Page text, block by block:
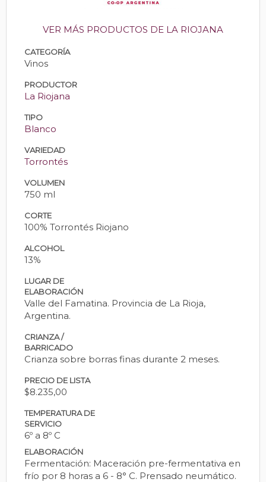
VER MÁS PRODUCTOS DE LA RIOJANA
CATEGORÍA
Vinos
PRODUCTOR
La Riojana
TIPO
Blanco
VARIEDAD
Torrontés
VOLUMEN
750 ml
CORTE
100% Torrontés Riojano
ALCOHOL
13%
LUGAR DE
ELABORACIÓN
Valle del Famatina. Provincia de La Rioja,
Argentina.
CRIANZA /
BARRICADO
Crianza sobre borras finas durante 2 meses.
PRECIO DE LISTA
$8.235,00
TEMPERATURA DE
SERVICIO
6º a 8º C
ELABORACIÓN
Fermentación: Maceración pre-fermentativa en
frío por 8 horas a 6 - 8° C. Prensado neumático.